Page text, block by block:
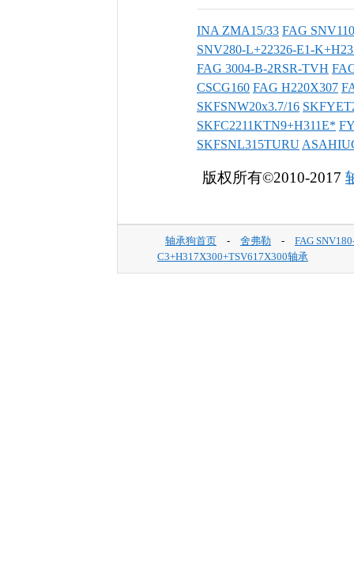
INA ZMA15/33 FAG
SNV280-L+22326-E1-
FAG 3004-B-2RSR-TVH
CSCG160 FAG H220X307
SKFSNW20x3.7/16
SKFC2211KTN9+H311E*
SKFSNL315TURU
版权所有©2010-2017
轴承狗首页 - 舍弗勒 -
FAG
C3+H317X300+TSV617X300轴承